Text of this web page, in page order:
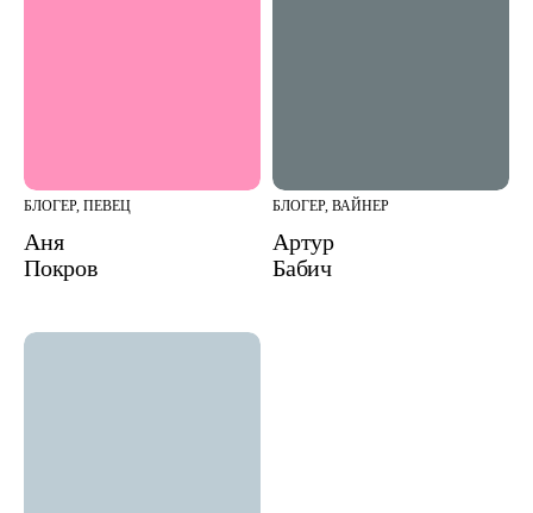
БЛОГЕР, ПЕВЕЦ
Аня
Покров
БЛОГЕР, ВАЙНЕР
Артур
Бабич